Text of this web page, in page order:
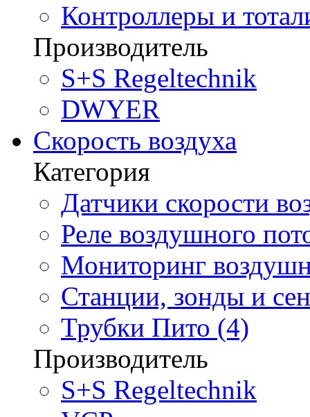
Контроллеры и
Производитель
S+S Regeltechnik
DWYER
Скорость воздуха
Категория
Датчики скорости
Реле воздушного
Мониторинг
Станции, зонды и
Трубки Пито (4)
Производитель
S+S Regeltechnik